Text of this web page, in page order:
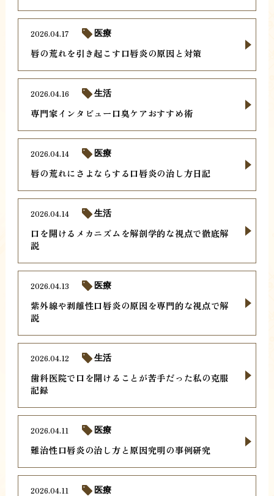
唇の荒れを引き起こす口唇炎の原因と対策
2026.04.17 医療
専門家インタビュー口臭ケアおすすめ術
2026.04.16 生活
唇の荒れにさよならする口唇炎の治し方日記
2026.04.14 医療
口を開けるメカニズムを解剖学的な視点で徹底解
説
2026.04.14 生活
紫外線や剥離性口唇炎の原因を専門的な視点で解
説
2026.04.13 医療
歯科医院で口を開けることが苦手だった私の克服
記録
2026.04.12 生活
難治性口唇炎の治し方と原因究明の事例研究
2026.04.11 医療
2026.04.11 医療